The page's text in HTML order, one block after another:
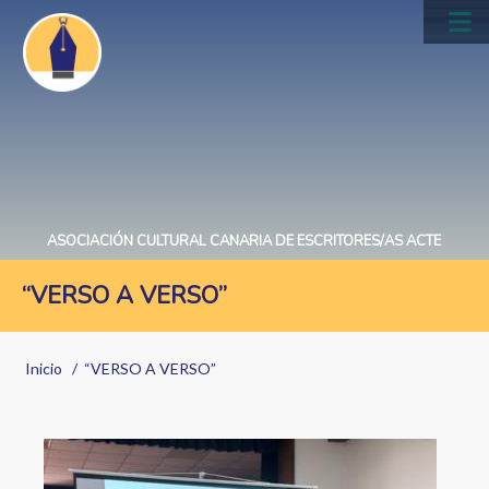
Pasar
contenido
principal
ASOCIACIÓN CULTURAL CANARIA DE ESCRITORES/AS ACTE
“VERSO A VERSO”
Sobrescribir
de
ayuda
Inicio “VERSO A VERSO”
Image